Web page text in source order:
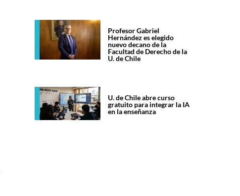
Profesor Gabriel
Hernández es elegido
nuevo decano de la
Facultad de Derecho de la
U. de Chile
U. de Chile abre curso
gratuito para integrar la IA
en la enseñanza